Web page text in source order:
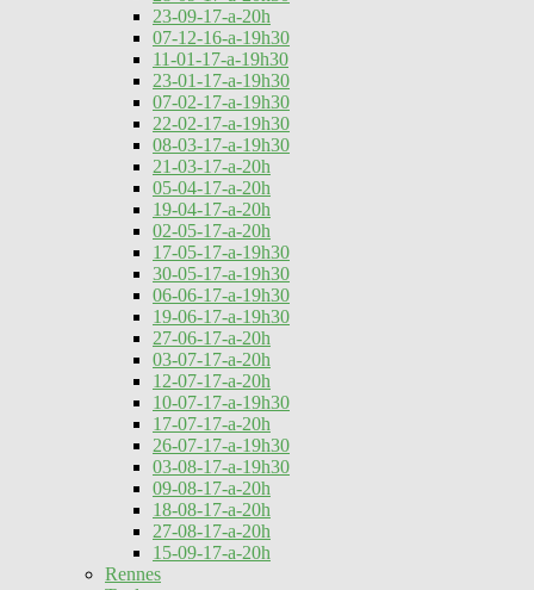
23-09-17-a-20h
07-12-16-a-19h30
11-01-17-a-19h30
23-01-17-a-19h30
07-02-17-a-19h30
22-02-17-a-19h30
08-03-17-a-19h30
21-03-17-a-20h
05-04-17-a-20h
19-04-17-a-20h
02-05-17-a-20h
17-05-17-a-19h30
30-05-17-a-19h30
06-06-17-a-19h30
19-06-17-a-19h30
27-06-17-a-20h
03-07-17-a-20h
12-07-17-a-20h
10-07-17-a-19h30
17-07-17-a-20h
26-07-17-a-19h30
03-08-17-a-19h30
09-08-17-a-20h
18-08-17-a-20h
27-08-17-a-20h
15-09-17-a-20h
Rennes